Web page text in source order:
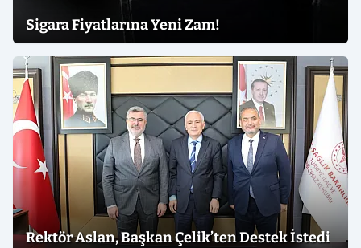
Sigara Fiyatlarına Yeni Zam!
Rektör Aslan, Başkan Çelik’ten Destek İstedi